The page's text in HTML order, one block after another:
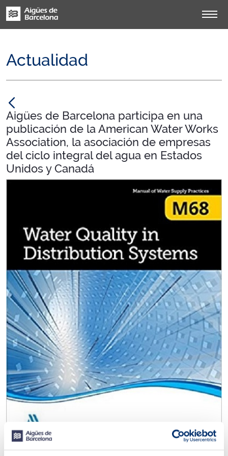
Actualidad
Aigües de Barcelona participa en una
publicación de la American Water Works
Association, la asociación de empresas
del ciclo integral del agua en Estados
Unidos y Canadá